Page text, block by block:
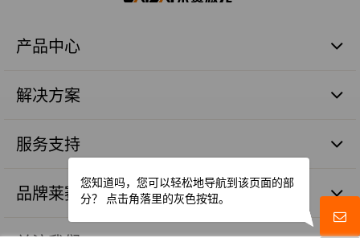
您知道吗，您可以轻松地导航到该页面的部
分？ 点击角落里的灰色按钮。
产品中心
激光标线仪
瓷砖铺贴
激光数字水平尺
激光测量仪器
机械工程激光探测器
解决方案
管道施工篇
砼面摊铺篇
服务支持
售后服务
品牌莱赛